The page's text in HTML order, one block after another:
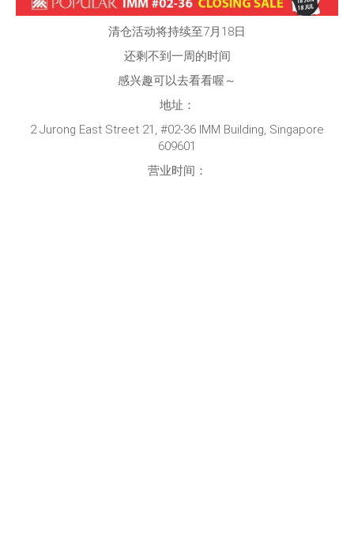
清仓活动将持续至7月18日
还剩不到一周的时间
感兴趣可以去看看喔～
地址：
2 Jurong East Street 21, #02-36 IMM Building, Singapore
609601
营业时间：